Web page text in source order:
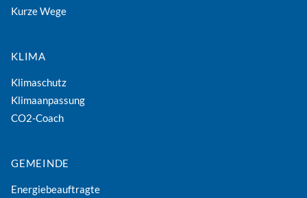
Kurze Wege
KLIMA
Klimaschutz
Klimaanpassung
CO2-Coach
GEMEINDE
Energiebeauftragte